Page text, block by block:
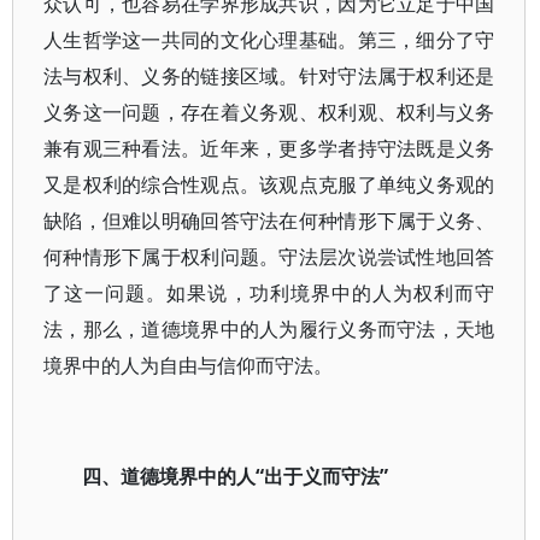
人生哲学这一共同的文化心理基础。第三，细分了守
法与权利、义务的链接区域。针对守法属于权利还是
义务这一问题，存在着义务观、权利观、权利与义务
兼有观三种看法。近年来，更多学者持守法既是义务
又是权利的综合性观点。该观点克服了单纯义务观的
缺陷，但难以明确回答守法在何种情形下属于义务、
何种情形下属于权利问题。守法层次说尝试性地回答
了这一问题。如果说，功利境界中的人为权利而守
法，那么，道德境界中的人为履行义务而守法，天地
境界中的人为自由与信仰而守法。
四、道德境界中的人“出于义而守法”